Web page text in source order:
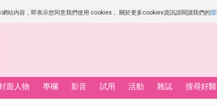
站內容，即表示您同意我們使用 cookies， 關於更多cookies資訊請閱讀我們的
面人物 專欄 影音 試用 活動 雜誌 搜尋好